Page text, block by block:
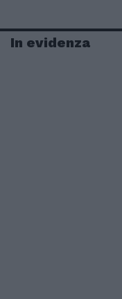
In evidenza